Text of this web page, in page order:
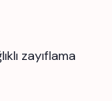
zayıflama